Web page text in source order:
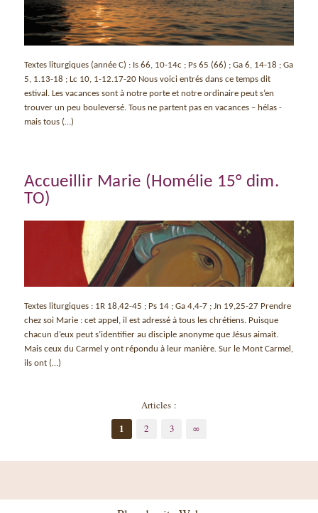
Textes liturgiques (année C) : Is 66, 10-14c ; Ps 65 (66) ; Ga 6, 14-18 ; Ga
5, 1.13-18 ; Lc 10, 1-12.17-20 Nous voici entrés dans ce temps dit
estival. Les vacances sont à notre porte et notre ordinaire peut s’en
trouver un peu bouleversé. Tous ne partent pas en vacances – hélas -
mais tous (…)
Accueillir Marie (Homélie 15° dim.
TO)
Textes liturgiques : 1R 18,42-45 ; Ps 14 ; Ga 4,4-7 ; Jn 19,25-27 Prendre
chez soi Marie : cet appel, il est adressé à tous les chrétiens. Puisque
chacun d’eux peut s’identifier au disciple anonyme que Jésus aimait.
Mais ceux du Carmel y ont répondu à leur manière. Sur le Mont Carmel,
ils ont (…)
Articles :
1
2 3 ∞